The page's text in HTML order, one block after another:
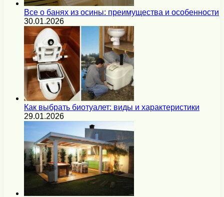
Все о банях из осины: преимущества и особенности
30.01.2026
Как выбрать биотуалет: виды и характеристики
29.01.2026